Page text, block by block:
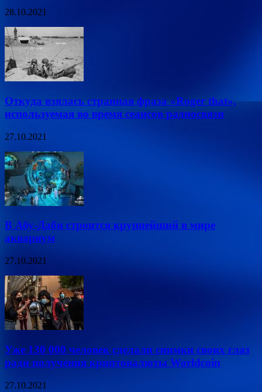
28.10.2021
Откуда взялась странная фраза «Roger that»,
используемая во время сеансов радиосвязи
27.10.2021
В Абу-Даби строится крупнейший в мире
аквариум
27.10.2021
Уже 130 000 человек сделали снимки своих глаз
ради получения криптовалюты Worldcoin
27.10.2021